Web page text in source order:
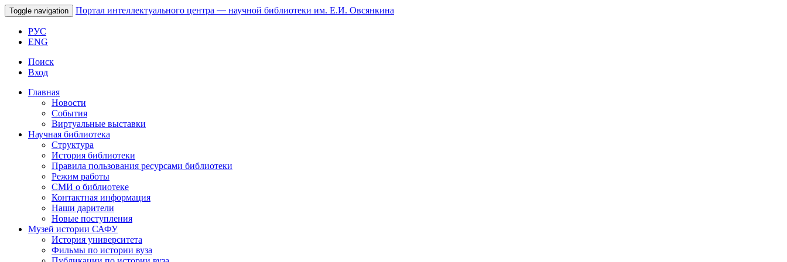
Toggle navigation Портал интеллектуального центра — научной библиотеки им. Е.И. Овсянкина
РУС
ENG
Поиск
Вход
Главная
Новости
События
Виртуальные выставки
Научная библиотека
Структура
История библиотеки
Правила пользования ресурсами библиотеки
Режим работы
СМИ о библиотеке
Контактная информация
Наши дарители
Новые поступления
Музей истории САФУ
История университета
Фильмы по истории вуза